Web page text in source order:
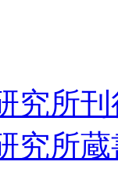
究所
究所